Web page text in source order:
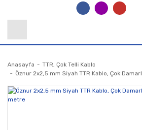
Anasayfa
TTR, Çok Telli Kablo
Öznur 2x2,5 mm Siyah TTR Kablo, Çok